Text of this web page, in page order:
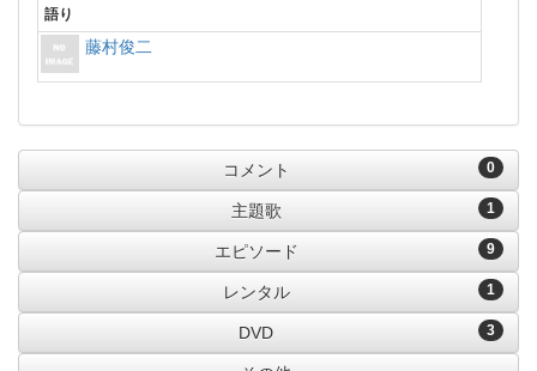
語り
藤村俊二
0
コメント
1
主題歌
9
エピソード
1
レンタル
3
DVD